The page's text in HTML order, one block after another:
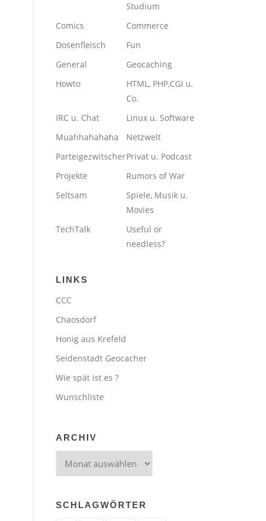
Studium
Comics
Commerce
Dosenfleisch
Fun
General
Geocaching
Howto
HTML, PHP,CGI u.
Co.
IRC u. Chat
Linux u. Software
Muahhahahaha
Netzwelt
ParteigezwitscherPrivat u. Podcast
Projekte
Rumors of War
Seltsam
Spiele, Musik u.
Movies
TechTalk
Useful or
needless?
LINKS
CCC
Chaosdorf
Honig aus Krefeld
Seidenstadt Geocacher
Wie spät ist es ?
Wunschliste
ARCHIV
Archiv
SCHLAGWÖRTER